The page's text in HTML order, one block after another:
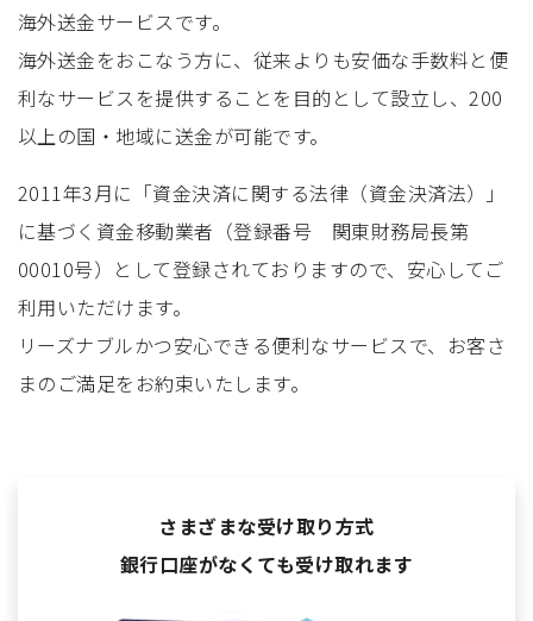
海外送金サービスです。
海外送金をおこなう方に、従来よりも安価な手数料と便
利なサービスを提供することを目的として設立し、200
以上の国・地域に送金が可能です。
2011年3月に「資金決済に関する法律（資金決済法）」
に基づく資金移動業者（登録番号 関東財務局長第
00010号）として登録されておりますので、安心してご
利用いただけます。
リーズナブルかつ安心できる便利なサービスで、お客さ
まのご満足をお約束いたします。
さまざまな受け取り方式
銀行口座がなくても受け取れます